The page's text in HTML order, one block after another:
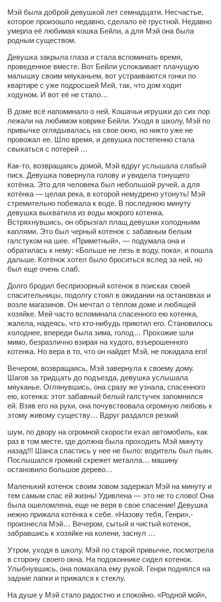
Арт-менеджеры
Лариса Ильченко
Орест Коваль
Тамара Кубракова
Елена Мельник
Вера Паненко
Семён Салатенко
Сергей Шепилов
Актёры
Артём Мяус
Александра Сокол
Барды
Владимир Айзенберг
Игорь Добровольский
Ольга Козаченко
Оксана Скоробагатская
Александра Скорук
Евгений Полюхович
Ольга Чикина
Бизнес-партнёры
Здоровье
Врач психиатр–нарколог Анплеев А.Б.
Косметологическое отделение КП Сумская
городская клиническая больница №4
Оптика — Медтехника
Тенториум -центр независимых дистрибьюторов
Кафе, клубы, рестораны
«Винегрет» — демократичный ресторан
«ЧАЙ — КАВА» магазин — кафе
Магазины
«CYCLE GARAGE» — магазин велосипедов
«Книголюб» — супермаркет
Багетный двор
МАГАЗИН СТИХОВ НА ЗАКАЗ
Мэй была доброй девушкой лет семнадцати. Несчастье,
которое произошло недавно, сделало её грустной. Недавно
умерла её любимая кошка Бейли, а для Мэй она была
родным существом.
Девушка закрыла глаза и стала вспоминать время,
проведенное вместе. Вот Бейли успокаивает плачущую
малышку своим мяуканьем, вот устраиваются гонки по
квартире с уже подросшей Мей, так, что дом ходит
ходуном. И вот её не стало…
В доме всё напоминало о ней. Кошачьи игрушки до сих пор
лежали на любимом коврике Бейли. Уходя в школу, Мэй по
привычке оглядывалась на свое окно, но никто уже не
провожал ее. Шло время, и девушка постепенно стала
свыкаться с потерей …
Как-то, возвращаясь домой, Мэй вдруг услышала слабый
писк. Девушка повернула голову и увидела тонущего
котёнка. Это для человека был небольшой ручей, а для
котёнка — целая река, в которой немудрено утонуть! Мэй
стремительно побежала к воде. В последнюю минуту
девушка выхватила из воды мокрого котенка.
Встряхнувшись, он обрызгал плащ девушки холодными
каплями. Это был черный котенок с забавным белым
галстуком на шее. «Приметный», — подумала она и
обратилась к нему: «Больше не лезь в воду, пока», и пошла
дальше. Котёнок хотел было броситься вслед за ней, но
был еще очень слаб.
Долго бродил беспризорный котенок в поисках своей
спасительницы, подолгу стоял в ожидании на остановках и
возле магазинов. Он мечтал о тёплом доме и любящей
хозяйке. Мей часто вспоминала спасенного ею котенка,
жалела, надеясь, что кто-нибудь приютил его. Становилось
холоднее, впереди была зима, голод… Прохожие шли
мимо, безразлично взирая на худого, взъерошенного
котенка. Но вера в то, что он найдет Мэй, не покидала его!
Вечером, возвращаясь, Мэй завернула к своему дому.
Шагов за тридцать до подъезда, девушка услышала
мяуканье. Оглянувшись, она сразу же узнала, спасенного
ею, котенка: этот забавный белый галстучек запомнился
ей. Взяв его на руки, она почувствовала огромную любовь к
этому живому существу… Вдруг раздался резкий
шум, по двору на огромной скорости ехал автомобиль, как
раз в том месте, где должна была проходить Мэй минуту
назад!!! Шанса спастись у нее не было: водитель был пьян.
Послышался громкий скрежет металла… машину
остановило большое дерево…
Маленький котенок своим зовом задержал Мэй на минуту и
тем самым спас ей жизнь! Удивлена — это не то слово! Она
была ошеломлена, еще не веря в свое спасение! Девушка
нежно прижала котёнка к себе. «Назову тебя, Генри»,-
произнесла Мэй… Вечером, сытый и чистый котенок,
забравшись к хозяйке на колени, заснул …
Утром, уходя в школу, Мэй по старой привычке, посмотрела
в сторону своего окна. На подоконнике сидел котенок.
Улыбнувшись, она помахала ему рукой. Генри поднялся на
задние лапки и прижался к стеклу.
На душе у Мэй стало радостно и спокойно. «Родной мой»,